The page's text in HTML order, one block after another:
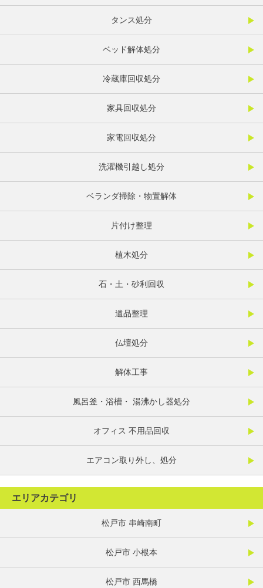
タンス処分
ベッド解体処分
冷蔵庫回収処分
家具回収処分
家電回収処分
洗濯機引越し処分
ベランダ掃除・物置解体
片付け整理
植木処分
石・土・砂利回収
遺品整理
仏壇処分
解体工事
風呂釜・浴槽・ 湯沸かし器処分
オフィス 不用品回収
エアコン取り外し、処分
エリアカテゴリ
松戸市 串崎南町
松戸市 小根本
松戸市 西馬橋